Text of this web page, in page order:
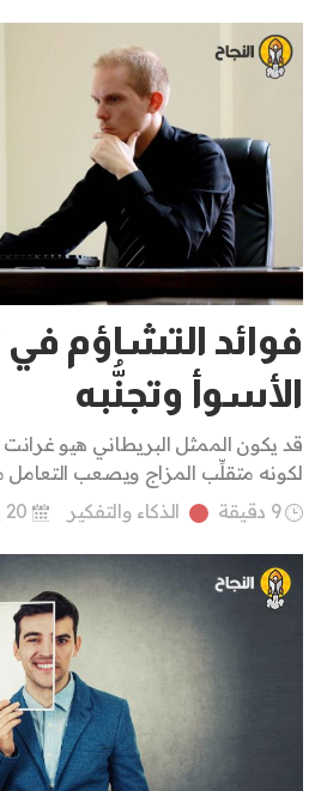
فوائد التشاؤم
الأسوأ وتجنُّبه
لكونه متقلِّب المزاج ويصعب التعامل
9 دقيقة
الذكاء والتفكير